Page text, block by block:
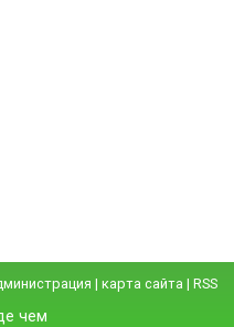
| карта сайта | RSS
чем